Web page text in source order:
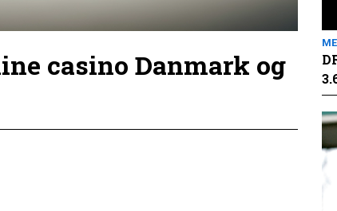
casino Danmark og